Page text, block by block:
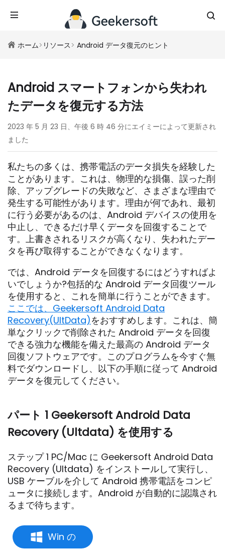
ホーム> リソース > Android データ復元のヒント
Android スマートフォンから失われ
たデータを復元する方法
2023 年 5 月 23 日、午後 6 時 46 分にエイミーによって更新され
ました
私たちの多くは、携帯電話のデータ損失を経験した
ことがあります。これは、物理的な損傷、誤った削
除、アップグレードの失敗など、さまざまな理由で
発生する可能性があります。理由が何であれ、最初
に行う必要があるのは、Android デバイスの使用を
中止し、できるだけ早くデータを回復することで
す。上書きされるリスクが高くなり、失われたデー
タを再び取得することができなくなります。
では、Android データを回復するにはどうすればよ
いでしょうか?包括的な Android データ回復ツール
を使用すると、これを簡単に行うことができます。
ここでは、Geekersoft Android Data
Recovery(UltData)をおすすめします。これは、簡
単なクリックで削除された Android データを回復
できる強力な機能を備えた最高の Android データ
回復ソフトウェアです。このプログラムを今すぐ無
料でダウンロードし、以下の手順に従って Android
データを復元してください。
パート 1 Geekersoft Android Data
Recovery (Ultdata) を使用する
ステップ 1 PC/Mac に Geekersoft Android Data
Recovery (Ultdata) をインストールして実行し、
USB ケーブルを介して Android 携帯電話をコンピ
ュータに接続します。Android が自動的に認識され
るまで待ちます。
Win の